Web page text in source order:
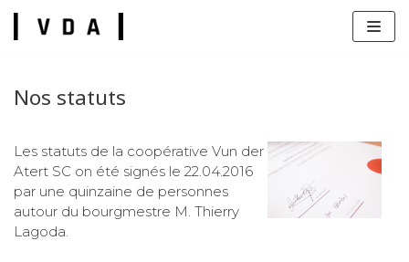
Zum
Inhalt
Nos statuts
Les statuts de la coopérative Vun der
Atert SC on été signés le 22.04.2016
par une quinzaine de personnes
autour du bourgmestre M. Thierry
Lagoda.